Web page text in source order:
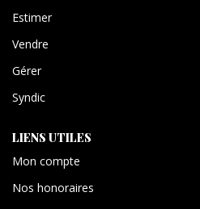
Estimer
Vendre
Gérer
Syndic
LIENS UTILES
Mon compte
Nos honoraires